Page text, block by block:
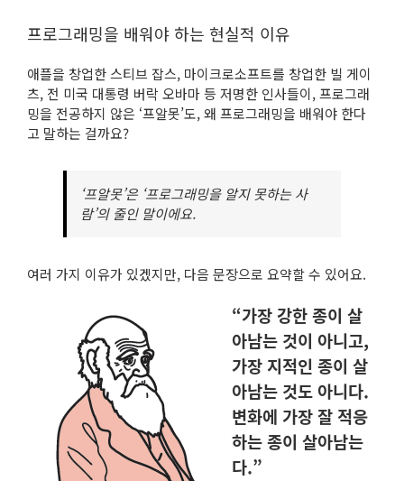
프로그래밍을 배워야 하는 현실적 이유
애플을 창업한 스티브 잡스, 마이크로소프트를 창업한 빌 게이
츠, 전 미국 대통령 버락 오바마 등 저명한 인사들이, 프로그래
밍을 전공하지 않은 ‘프알못’도, 왜 프로그래밍을 배워야 한다
고 말하는 걸까요?
‘프알못’은 ‘프로그래밍을 알지 못하는 사
람’의 줄인 말이에요.
여러 가지 이유가 있겠지만, 다음 문장으로 요약할 수 있어요.
“가장 강한 종이 살
아남는 것이 아니고,
가장 지적인 종이 살
아남는 것도 아니다.
변화에 가장 잘 적응
하는 종이 살아남는
다.”